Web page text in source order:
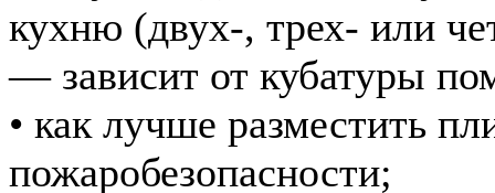
кухню (двух-, трех- или
— зависит от кубатуры
• как лучше разместить
пожаробезопасности;